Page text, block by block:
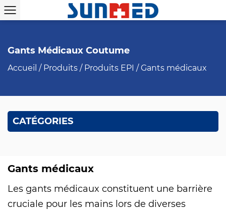
Gants Médicaux Coutume
Accueil / Produits / Produits EPI /Gants médicaux
CATÉGORIES
Gants médicaux
Les gants médicaux constituent une barrière
cruciale pour les mains lors de diverses